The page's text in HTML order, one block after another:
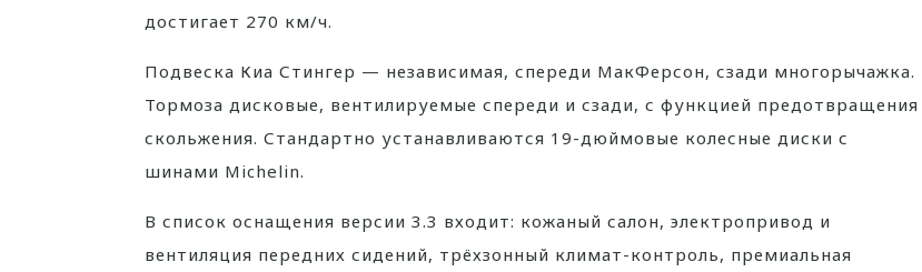
достигает 270 км/ч.
Подвеска Киа Стингер — независимая, спереди МакФерсон, сзади многорычажка.
Тормоза дисковые, вентилируемые спереди и сзади, с функцией предотвращения
скольжения. Стандартно устанавливаются 19-дюймовые колесные диски с
шинами Michelin.
В список оснащения версии 3.3 входит: кожаный салон, электропривод и
вентиляция передних сидений, трёхзонный климат-контроль, премиальная